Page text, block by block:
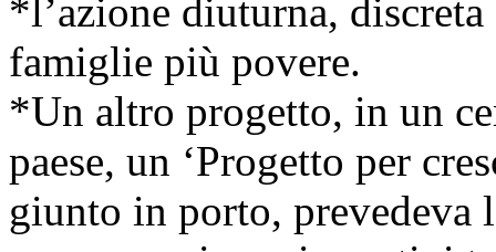
*l’azione diuturna,
famiglie più povere.
*Un altro progetto, in un
paese, un ‘Progetto per
giunto in porto, prevedeva